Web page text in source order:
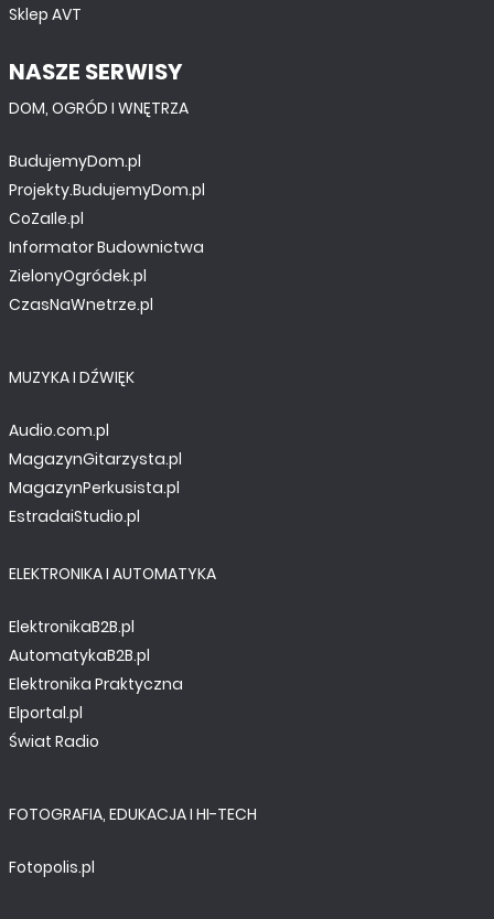
Sklep AVT
NASZE SERWISY
DOM, OGRÓD I WNĘTRZA
BudujemyDom.pl
Projekty.BudujemyDom.pl
CoZaIle.pl
Informator Budownictwa
ZielonyOgródek.pl
CzasNaWnetrze.pl
MUZYKA I DŹWIĘK
Audio.com.pl
MagazynGitarzysta.pl
MagazynPerkusista.pl
EstradaiStudio.pl
ELEKTRONIKA I AUTOMATYKA
ElektronikaB2B.pl
AutomatykaB2B.pl
Elektronika Praktyczna
Elportal.pl
Świat Radio
FOTOGRAFIA, EDUKACJA I HI-TECH
Fotopolis.pl